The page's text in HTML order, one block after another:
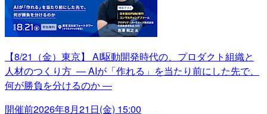
【8/21（金）東京】 AI駆動開発時代の、プロダクト組織と
人材のつくり方 ― AIが「作れる」を当たり前にした先で、
何が勝負を分けるのか ―
開催前2026年8月21日(金) 15:00